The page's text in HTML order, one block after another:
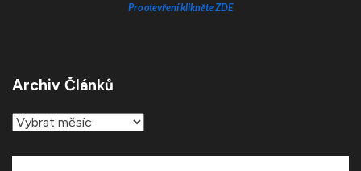
Pro otevření klikněte ZDE
Archiv Článků